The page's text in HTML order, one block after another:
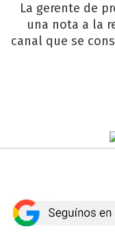
La gerente de
una nota a la
canal que se